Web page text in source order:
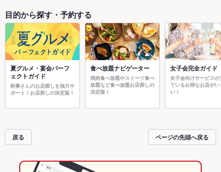
目的から探す・予約する
夏グルメ・宴会パーフ
ェクトガイド
幹事さんのお店探しを強力サ
ポート！お店探しの決定版！
食べ放題ナビゲーター
焼肉食べ放題やスイーツ食べ
放題など食べ放題お店探しの
決定版！
女子会完全ガイド
女子会向けサービスが
ているお得なお店がい
い！
戻る ページの先頭へ戻る